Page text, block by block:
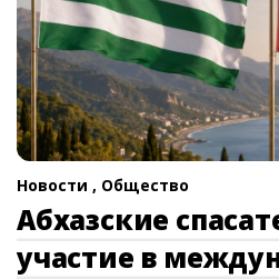
Новости , Общество
Абхазские
участие в